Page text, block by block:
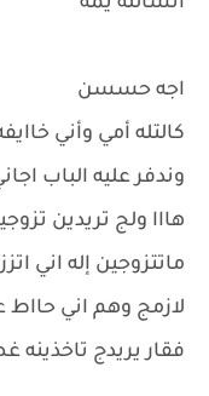
اجه حسسن
كالتله أمي وأني
وندفر عليه الباب
هااا ولج تريدين
ماتتزوجين إله اني
لازمج وهم اني حااط
فقار يريدج